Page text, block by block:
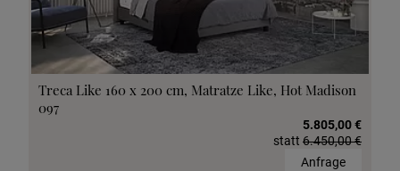
Treca Like 160 x 200 cm, Matratze Like, Hot Madison
097
5.805,00 €
statt 6.450,00 €
Anfrage